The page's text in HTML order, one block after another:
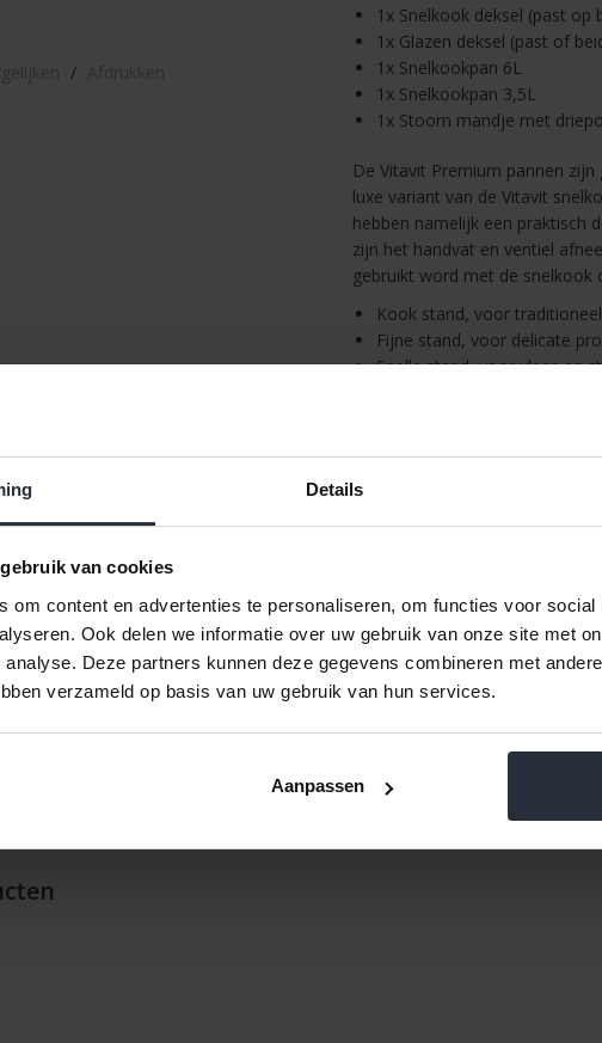
Details
van cookies
om content en advertenties te personaliseren, om functies voor social
Ook delen we informatie over uw gebruik van onze site met
analyse. Deze partners kunnen deze gegevens combineren met
verzameld op basis van uw gebruik van hun services.
Aanpassen
/
1x Snelkook deksel (past op
1x Glazen deksel (past of
1x Snelkookpan 6L
1x Snelkookpan 3,5L
1x Stoom mandje met
De Vitavit Premium pannen
luxe variant van de Vitavit
hebben namelijk een praktisch
zijn het handvat en ventiel
gebruikt word met de snelkook
Kook stand, voor
Fijne stand, voor delicate
Snelle stand, voor vlees en
Stoom stand, voor stomen
De meegeleverde glazen
worden voor het normale
worden als snelkookpan en 1
Met de snelkookpan van
opzichte van een reguliere
energiezuiniger dan een
luchtdichte deksel beter in de
bodem hebben de pannen een
warmtebronnen, inclusief
De snelkookpan is extra veilig
de pan zelf aan welke
pan op de juiste manier
pan is afgesloten is er een